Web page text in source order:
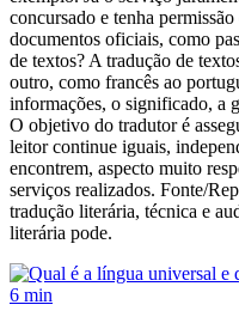
concursado e tenha
documentos oficiais, como
de textos? A tradução de
outro, como francês ao
informações, o significado, a
O objetivo do tradutor é
leitor continue iguais,
encontrem, aspecto muito
serviços realizados. Fonte/
tradução literária, técnica e
literária pode.
6 min